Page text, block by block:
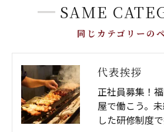
同じカテゴリーの
SAME
代表挨拶
正社員募集！
屋で働こう。
した研修制度